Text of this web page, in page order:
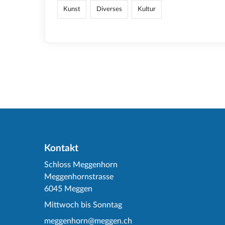
Kunst Diverses Kultur
Kontakt
Schloss Meggenhorn
Meggenhornstrasse
6045 Meggen
Mittwoch bis Sonntag
meggenhorn@meggen.ch